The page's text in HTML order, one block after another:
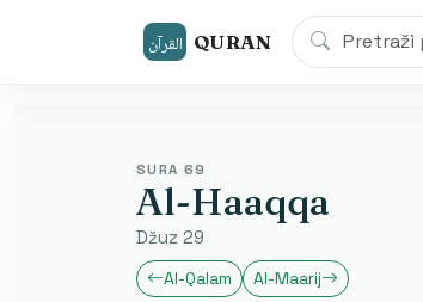
القرآن QURAN
SURA 69
Al-Haaqqa
Džuz 29
Al-Qalam
Al-Maarij